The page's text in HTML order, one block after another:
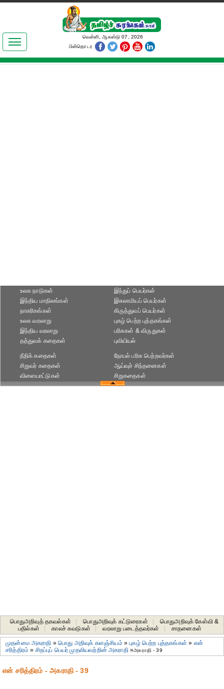
இலக்கியங்கள்
தமிழ் உலகம்
வெள்ளி, ஆகஸ்டு 07, 2026
பின்தொடர
உலக நாடுகள்
இந்திய மாநிலங்கள்
நாகரிகங்கள்
இந்துப் பெயர்கள்
இசுலாமியப் பெயர்கள்
கிருத்துவப் பெயர்கள்
உலக வரலாறு
இந்திய வரலாறு
தத்துவக் கதைகள்
புகழ் பெற்ற புத்தகங்கள்
பரிசுகள் & விருதுகள்
புவியியல்
நீதிக் கதைகள்
சிறுவர் கதைகள்
விளையாட்டுகள்
நோபல் பரிசு‎ பெற்றவர்‎கள்
ஆய்வுச் சிந்தனைகள்
சிறுகதைகள்
பொதுஅறிவுத் தகவல்கள் பொதுஅறிவுக் கட்டுரைகள்
பொதுஅறிவுக் கேள்வி &
பதில்கள்
காலச் சுவடுகள் வரலாறு படைத்தவர்கள் சாதனைகள்‎
முதன்மை அகராதி »பொது அறிவுக் களஞ்சியம் »புகழ் பெற்ற புத்தகங்கள் » என்
சரித்திரம் » சிறப்புப் பெயர் முதலியவற்றின் அகராதி»அகராதி - 39
என் சரித்திரம் - அகராதி - 39